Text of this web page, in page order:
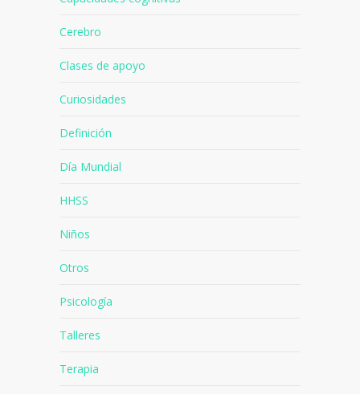
Cerebro
Clases de apoyo
Curiosidades
Definición
Día Mundial
HHSS
Niños
Otros
Psicología
Talleres
Terapia